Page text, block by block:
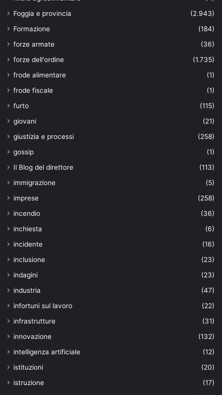
Foggia e provincia
(2.943)
Formazione
(184)
forze armate
(36)
forze dell'ordine
(1.735)
frode alimentare
(1)
frode fiscale
(1)
furto
(115)
giovani
(21)
giustizia e processi
(258)
gossip
(1)
Il Blog del direttore
(113)
immigrazione
(5)
imprese
(258)
incendio
(36)
inchiesta
(6)
incidente
(16)
inclusione
(23)
indagini
(23)
industria
(47)
infortuni sul lavoro
(22)
infrastrutture
(31)
innovazione
(132)
intelligenza artificiale
(12)
istituzioni
(20)
istruzione
(17)